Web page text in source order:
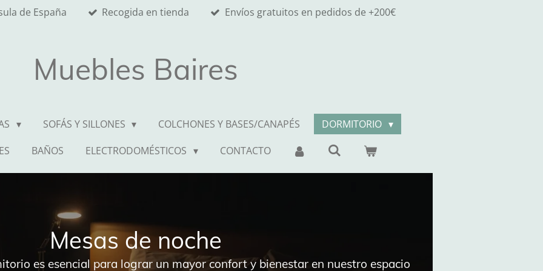
de España Recogida en tienda Envíos gratuitos en pedidos de +200€
Muebles Baires
SOFÁS Y SILLONES COLCHONES Y BASES/CANAPÉS
DORMITORIO
BAÑOS ELECTRODOMÉSTICOS CONTACTO
Mesas de noche
es esencial para lograr un mayor confort y bienestar en nuestro espacio